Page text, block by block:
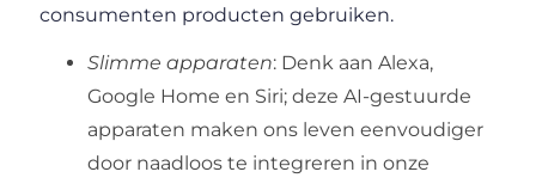
consumenten producten gebruiken.
Slimme apparaten: Denk aan Alexa,
Google Home en Siri; deze AI-gestuurde
apparaten maken ons leven eenvoudiger
door naadloos te integreren in onze